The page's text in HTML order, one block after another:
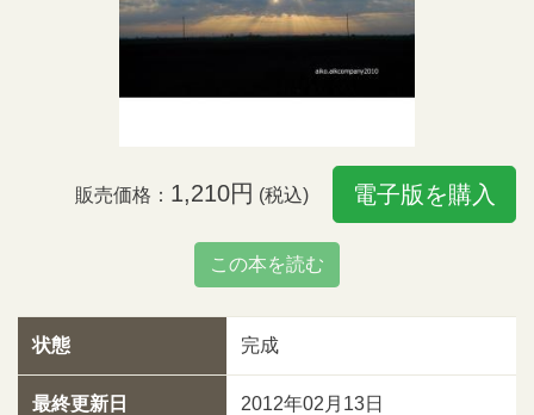
販売価格： 1,210円 (税込) 電子版を購入
この本を読む
状態 完成
最終更新日 2012年02月13日